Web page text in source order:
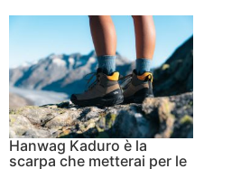
Hanwag Kaduro è la
scarpa che metterai per le